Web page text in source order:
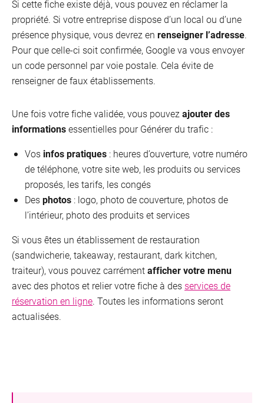
Je reçois des clients
Je suis au bureau
Je suis sur la route
Si cette fiche existe déjà, vous pouvez en réclamer la
propriété. Si votre entreprise dispose d’un local ou d’une
présence physique, vous devrez en renseigner l’adresse.
Pour que celle-ci soit confirmée, Google va vous envoyer
un code personnel par voie postale. Cela évite de
renseigner de faux établissements.
Une fois votre fiche validée, vous pouvez ajouter des
informationsessentielles pour Générer du trafic :
Vos infos pratiques : heures d’ouverture, votre numéro
de téléphone, votre site web, les produits ou services
proposés, les tarifs, les congés
Desphotos : logo, photo de couverture, photos de
l’intérieur, photo des produits et services
Si vous êtes un établissement de restauration
(sandwicherie, takeaway, restaurant, dark kitchen,
traiteur), vous pouvez carrémentafficher votre menu
avec des photos et relier votre fiche à des services de
réservation en ligne. Toutes les informations seront
actualisées.